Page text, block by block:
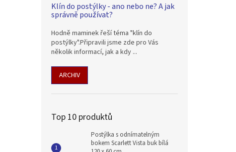
Klín do postýlky - ano nebo ne? A jak
správně používat?
Hodně maminek řeší téma "klín do
postýlky".Připravili jsme zde pro Vás
několik informací, jak a kdy ...
ARCHIV
Top 10 produktů
Postýlka s odnímatelným
bokem Scarlett Vista buk bílá